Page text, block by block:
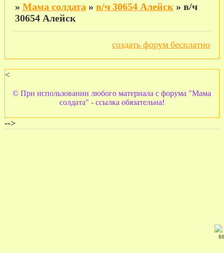
» Мама солдата » в/ч 30654 Алейск » в/ч
30654 Алейск
создать форум бесплатно
<
© При использовании любого материала с форума "Мама
солдата" - ссылка обязательна!
-->